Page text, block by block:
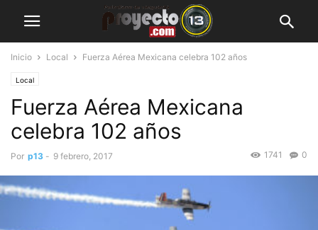
Inicio Local Fuerza Aérea Mexicana celebra 102 años
Local
Fuerza Aérea Mexicana
celebra 102 años
Por p13 - 9 febrero, 2017 0
1741